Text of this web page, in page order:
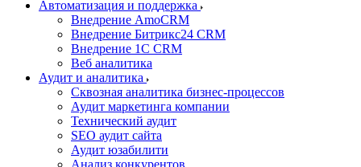
Автоматизация и поддержка
Внедрение AmoCRM
Внедрение Битрикс24 CRM
Внедрение 1C CRM
Веб аналитика
Аудит и аналитика
Сквозная аналитика бизнес-процессов
Аудит маркетинга компании
Технический аудит
SEO аудит сайта
Аудит юзабилити
Анализ конкурентов